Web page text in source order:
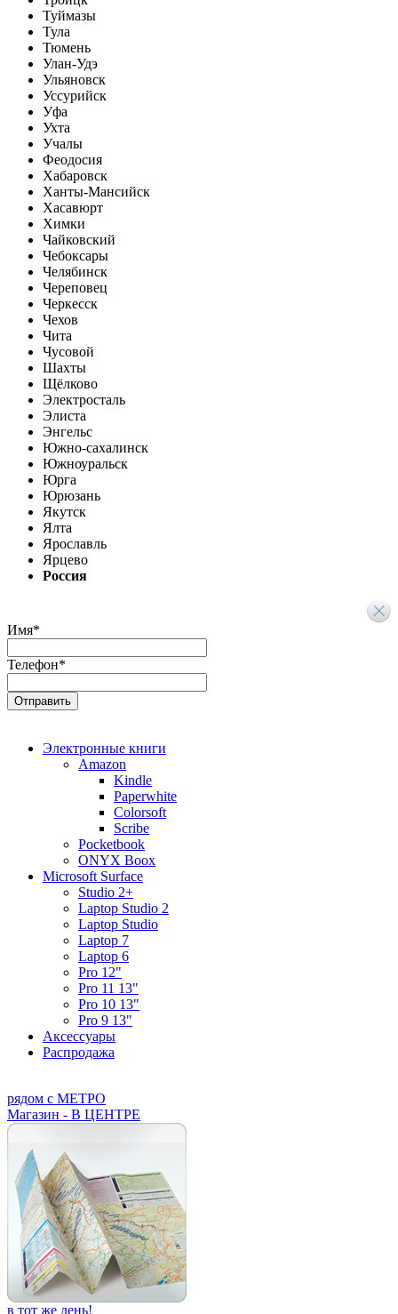
Туймазы
Тула
Тюмень
Улан-Удэ
Ульяновск
Уссурийск
Уфа
Ухта
Учалы
Феодосия
Хабаровск
Ханты-Мансийск
Хасавюрт
Химки
Чайковский
Чебоксары
Челябинск
Череповец
Черкесск
Чехов
Чита
Чусовой
Шахты
Щёлково
Электросталь
Элиста
Энгельс
Южно-сахалинск
Южноуральск
Юрга
Юрюзань
Якутск
Ялта
Ярославль
Ярцево
Россия
Имя*
Телефон*
Электронные книги
Amazon
Kindle
Paperwhite
Colorsoft
Scribe
Pocketbook
ONYX Boox
Microsoft Surface
Studio 2+
Laptop Studio 2
Laptop Studio
Laptop 7
Laptop 6
Pro 12"
Pro 11 13"
Pro 10 13"
Pro 9 13"
Аксессуары
Распродажа
рядом с МЕТРО
Магазин - В ЦЕНТРЕ
в тот же день!